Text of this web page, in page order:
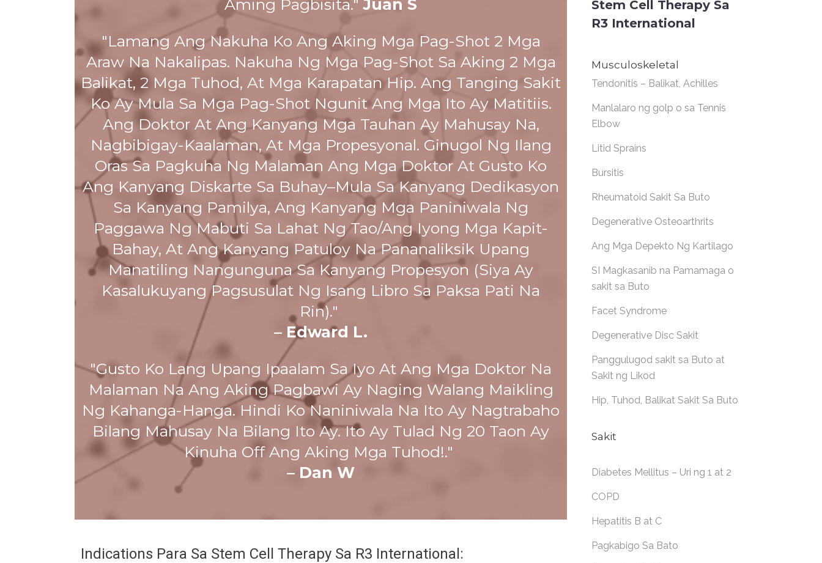
Aming Pagbisita."Juan S
"Lamang Ang Nakuha Ko Ang Aking Mga Pag-Shot 2 Mga
Araw Na Nakalipas. Nakuha Ng Mga Pag-Shot Sa Aking 2 Mga
Balikat, 2 Mga Tuhod, At Mga Karapatan Hip. Ang Tanging Sakit
Ko Ay Mula Sa Mga Pag-Shot Ngunit Ang Mga Ito Ay Matitiis.
Ang Doktor At Ang Kanyang Mga Tauhan Ay Mahusay Na,
Nagbibigay-Kaalaman, At Mga Propesyonal. Ginugol Ng Ilang
Oras Sa Pagkuha Ng Malaman Ang Mga Doktor At Gusto Ko
Ang Kanyang Diskarte Sa Buhay–Mula Sa Kanyang Dedikasyon
Sa Kanyang Pamilya, Ang Kanyang Mga Paniniwala Ng
Paggawa Ng Mabuti Sa Lahat Ng Tao/ang Iyong Mga Kapit-
Bahay, At Ang Kanyang Patuloy Na Pananaliksik Upang
Manatiling Nangunguna Sa Kanyang Propesyon (siya Ay
Kasalukuyang Pagsusulat Ng Isang Libro Sa Paksa Pati Na
Rin)."
– Edward L.
"Gusto Ko Lang Upang Ipaalam Sa Iyo At Ang Mga Doktor Na
Malaman Na Ang Aking Pagbawi Ay Naging Walang Maikling
Ng Kahanga-Hanga. Hindi Ko Naniniwala Na Ito Ay Nagtrabaho
Bilang Mahusay Na Bilang Ito Ay. Ito Ay Tulad Ng 20 Taon Ay
Kinuha Off Ang Aking Mga Tuhod!."
– Dan W
Indications Para Sa Stem Cell Therapy Sa R3 International:
Stem Cell Therapy Sa
R3 International
Musculoskeletal
Tendonitis – Balikat, Achilles
Manlalaro ng golp o sa Tennis
Elbow
Litid Sprains
Bursitis
Rheumatoid Sakit Sa Buto
Degenerative Osteoarthrits
Ang Mga Depekto Ng Kartilago
SI Magkasanib na Pamamaga o
sakit sa Buto
Facet Syndrome
Degenerative Disc Sakit
Panggulugod sakit sa Buto at
Sakit ng Likod
Hip, Tuhod, Balikat Sakit Sa Buto
Sakit
Diabetes Mellitus – Uri ng 1 at 2
COPD
Hepatitis B at C
Pagkabigo Sa Bato